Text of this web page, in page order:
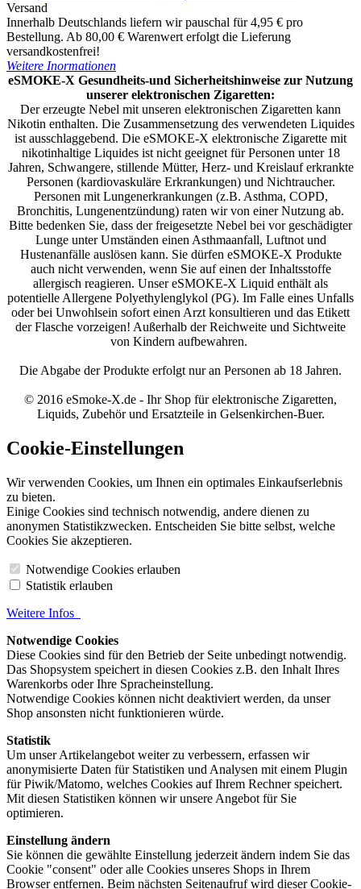
Versand
Innerhalb Deutschlands liefern wir pauschal für 4,95 € pro
Bestellung. Ab 80,00 € Warenwert erfolgt die Lieferung
versandkostenfrei!
Weitere Inormationen
eSMOKE-X Gesundheits-und Sicherheitshinweise zur Nutzung
unserer elektronischen Zigaretten:
Der erzeugte Nebel mit unseren elektronischen Zigaretten kann
Nikotin enthalten. Die Zusammensetzung des verwendeten Liquides
ist ausschlaggebend. Die eSMOKE-X elektronische Zigarette mit
nikotinhaltige Liquides ist nicht geeignet für Personen unter 18
Jahren, Schwangere, stillende Mütter, Herz- und Kreislauf erkrankte
Personen (kardiovaskuläre Erkrankungen) und Nichtraucher.
Personen mit Lungenerkrankungen (z.B. Asthma, COPD,
Bronchitis, Lungenentzündung) raten wir von einer Nutzung ab.
Bitte bedenken Sie, dass der freigesetzte Nebel bei vor geschädigter
Lunge unter Umständen einen Asthmaanfall, Luftnot und
Hustenanfälle auslösen kann. Sie dürfen eSMOKE-X Produkte
auch nicht verwenden, wenn Sie auf einen der Inhaltsstoffe
allergisch reagieren. Unser eSMOKE-X Liquid enthält als
potentielle Allergene Polyethylenglykol (PG). Im Falle eines Unfalls
oder bei Unwohlsein sofort einen Arzt konsultieren und das Etikett
der Flasche vorzeigen! Außerhalb der Reichweite und Sichtweite
von Kindern aufbewahren.
Die Abgabe der Produkte erfolgt nur an Personen ab 18 Jahren.
© 2016 eSmoke-X.de - Ihr Shop für elektronische Zigaretten,
Liquids, Zubehör und Ersatzteile in Gelsenkirchen-Buer.
Cookie-Einstellungen
Wir verwenden Cookies, um Ihnen ein optimales Einkaufserlebnis
zu bieten.
Einige Cookies sind technisch notwendig, andere dienen zu
anonymen Statistikzwecken. Entscheiden Sie bitte selbst, welche
Cookies Sie akzeptieren.
Notwendige Cookies erlauben
Statistik erlauben
Weitere Infos
Notwendige Cookies
Diese Cookies sind für den Betrieb der Seite unbedingt notwendig.
Das Shopsystem speichert in diesen Cookies z.B. den Inhalt Ihres
Warenkorbs oder Ihre Spracheinstellung.
Notwendige Cookies können nicht deaktiviert werden, da unser
Shop ansonsten nicht funktionieren würde.
Statistik
Um unser Artikelangebot weiter zu verbessern, erfassen wir
anonymisierte Daten für Statistiken und Analysen mit einem Plugin
für Piwik/Matomo, welches Cookies auf Ihrem Rechner speichert.
Mit diesen Statistiken können wir unsere Angebot für Sie
optimieren.
Einstellung ändern
Sie können die gewählte Einstellung jederzeit ändern indem Sie das
Cookie "consent" oder alle Cookies unseres Shops in Ihrem
Browser entfernen. Beim nächsten Seitenaufruf wird dieser Cookie-